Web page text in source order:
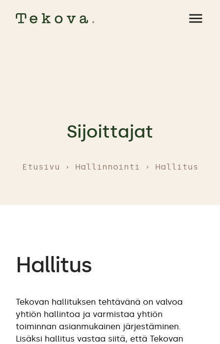
menu
Sijoittajat
Etusivu Hallinnointi Hallitus
Hallitus
Tekovan hallituksen tehtävänä on valvoa
yhtiön hallintoa ja varmistaa yhtiön
toiminnan asianmukainen järjestäminen.
Lisäksi hallitus vastaa siitä, että Tekovan